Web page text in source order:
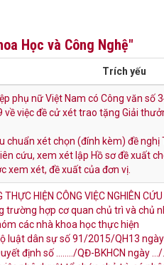
Học và Công Nghệ"
Trích yếu
phụ nữ Việt Nam có Công văn số
việc đề cử xét trao tặng Giải
chuẩn xét chọn (đính kèm) đề
cứu, xem xét lập Hồ sơ đề xuất
xem xét, đề xuất của đơn vị.
THỰC HIỆN CÔNG VIỆC NGHIÊN CỨU
trường hợp cơ quan chủ trì và chủ
các nhà khoa học thực hiện
luật dân sự số 91/2015/QH13
định số ……../QĐ-BKHCN ngày